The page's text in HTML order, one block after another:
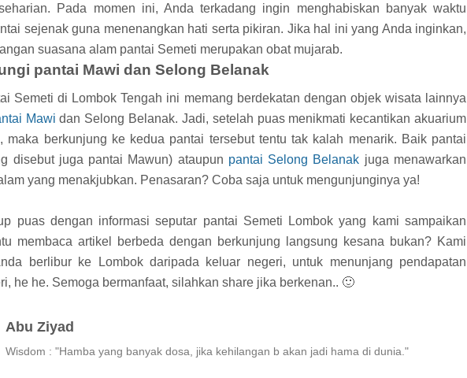
Pada momen ini, Anda terkadang ingin menghabiskan banyak waktu
sejenak guna menenangkan hati serta pikiran. Jika hal ini yang Anda inginkan,
suasana alam pantai Semeti merupakan obat mujarab.
pantai Mawi dan Selong Belanak
Semeti di Lombok Tengah ini memang berdekatan dengan objek wisata lainnya
Mawi dan Selong Belanak. Jadi, setelah puas menikmati kecantikan akuarium
maka berkunjung ke kedua pantai tersebut tentu tak kalah menarik. Baik pantai
disebut juga pantai Mawun) ataupun pantai Selong Belanak juga menawarkan
yang menakjubkan. Penasaran? Coba saja untuk mengunjunginya ya!
puas dengan informasi seputar pantai Semeti Lombok yang kami sampaikan
membaca artikel berbeda dengan berkunjung langsung kesana bukan? Kami
berlibur ke Lombok daripada keluar negeri, untuk menunjang pendapatan
he he. Semoga bermanfaat, silahkan share jika berkenan.. 🙂
Abu Ziyad
Wisdom : "Hamba yang banyak dosa, jika kehilangan b akan jadi hama di dunia."